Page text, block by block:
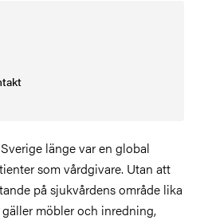
länge var en global
som vårdgivare. Utan att
på sjukvårdens område lika
möbler och inredning,